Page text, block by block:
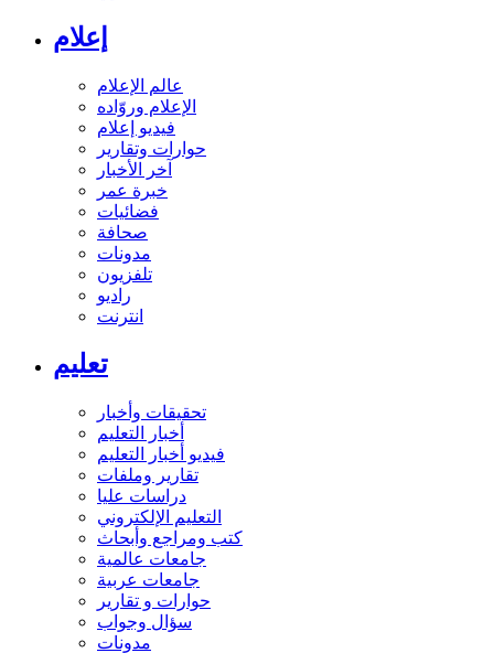
إعلام
عالم الإعلام
الإعلام وروّاده
فيديو إعلام
حوارات وتقارير
آخر الأخبار
خبرة عمر
فضائيات
صحافة
مدونات
تلفزيون
راديو
انترنت
تعليم
تحقيقات وأخبار
أخبار التعليم
فيديو أخبار التعليم
تقارير وملفات
دراسات عليا
التعليم الإلكتروني
كتب ومراجع وأبحاث
جامعات عالمية
جامعات عربية
حوارات و تقارير
سؤال وجواب
مدونات